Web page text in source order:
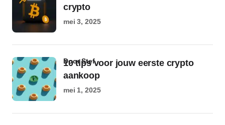
crypto
mei 3, 2025
10 tips voor jouw eerste crypto
aankoop
door Stef
mei 1, 2025